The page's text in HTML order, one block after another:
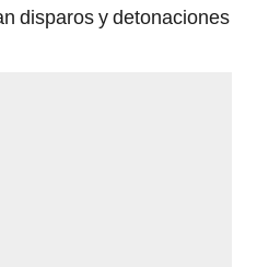
disparos y detonaciones